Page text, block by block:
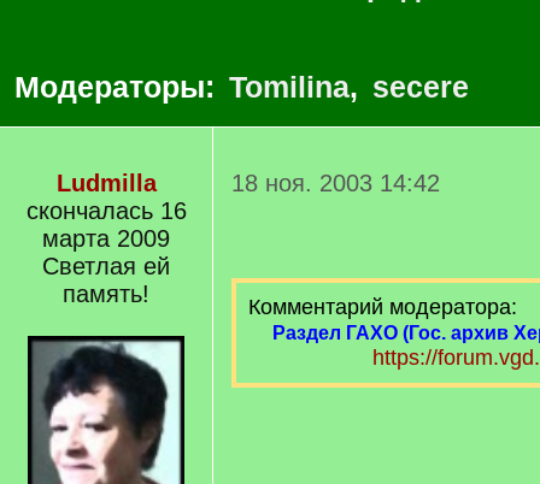
Модераторы: Tomilina, secere
Ludmilla
скончалась 16
марта 2009
Светлая ей
память!
18 ноя. 2003 14:42
Комментарий модератора:
Раздел ГАХО (Гос. архив
https://